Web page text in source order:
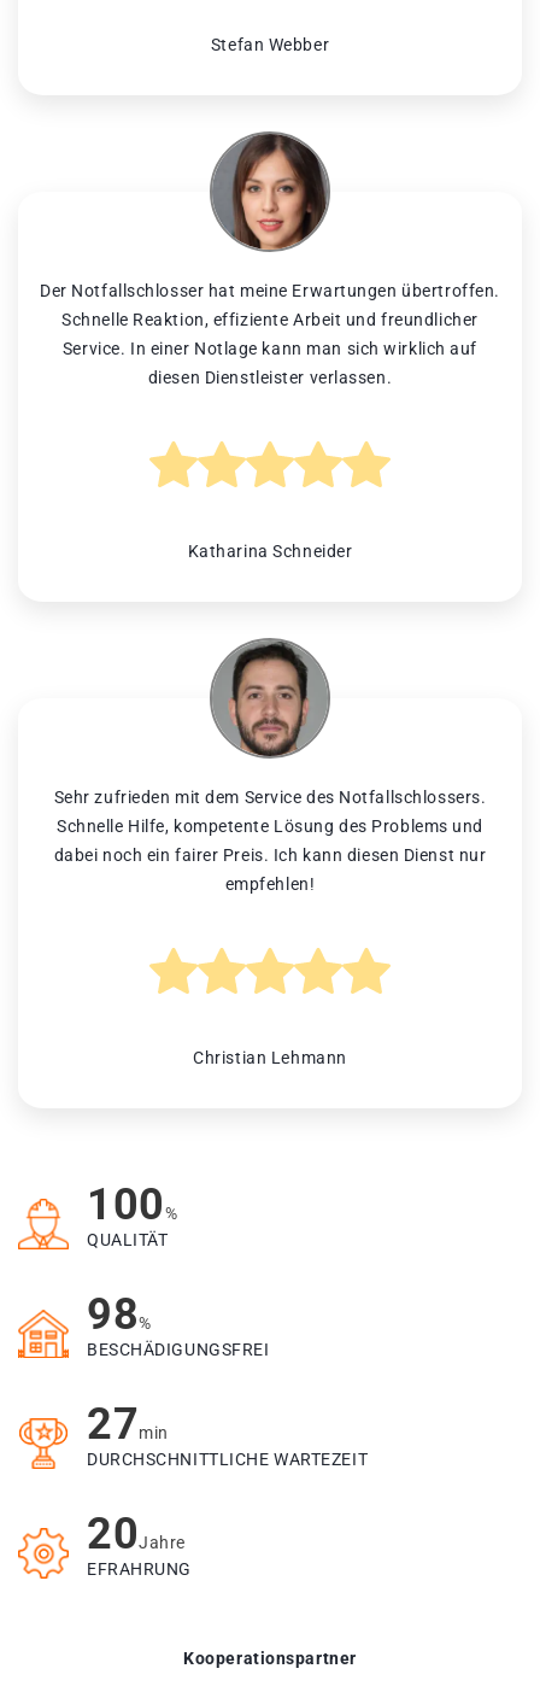
Stefan Webber
Der Notfallschlosser hat meine Erwartungen übertroffen.
Schnelle Reaktion, effiziente Arbeit und freundlicher
Service. In einer Notlage kann man sich wirklich auf
diesen Dienstleister verlassen.
Katharina Schneider
Sehr zufrieden mit dem Service des Notfallschlossers.
Schnelle Hilfe, kompetente Lösung des Problems und
dabei noch ein fairer Preis. Ich kann diesen Dienst nur
empfehlen!
Christian Lehmann
100%
QUALITÄT
98%
BESCHÄDIGUNGSFREI
27min
DURCHSCHNITTLICHE WARTEZEIT
20Jahre
EFRAHRUNG
Kooperationspartner